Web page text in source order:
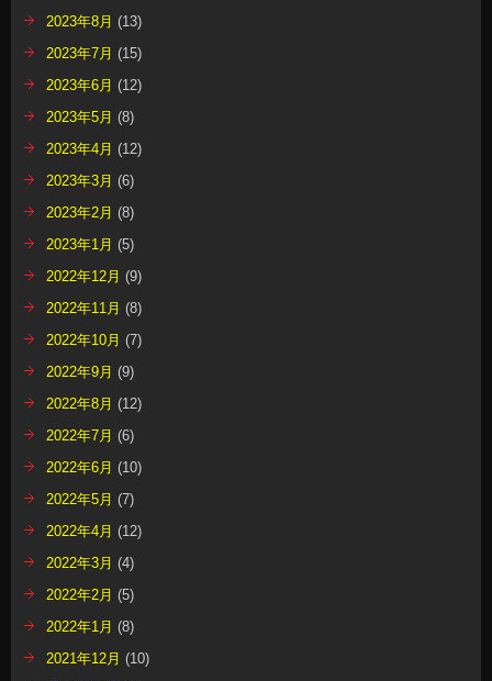
2023年8月 (13)
2023年7月 (15)
2023年6月 (12)
2023年5月 (8)
2023年4月 (12)
2023年3月 (6)
2023年2月 (8)
2023年1月 (5)
2022年12月 (9)
2022年11月 (8)
2022年10月 (7)
2022年9月 (9)
2022年8月 (12)
2022年7月 (6)
2022年6月 (10)
2022年5月 (7)
2022年4月 (12)
2022年3月 (4)
2022年2月 (5)
2022年1月 (8)
2021年12月 (10)